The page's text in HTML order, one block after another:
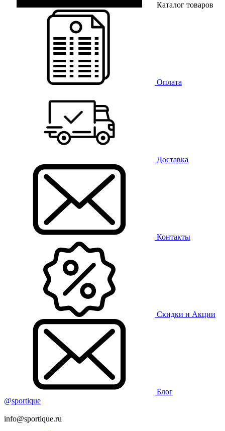
Каталог товаров
Оплата
Доставка
Контакты
Скидки и Акции
Блог
@sportique
info@sportique.ru